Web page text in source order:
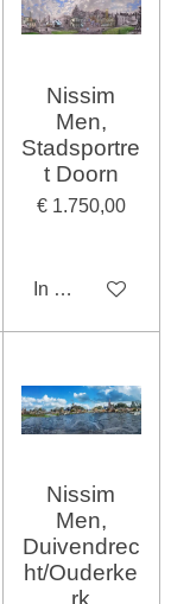
Nissim
Men,
Stadsportre
t Doorn
€ 1.750,00
In winkelwagen
Nissim
Men,
Duivendrec
ht/Ouderke